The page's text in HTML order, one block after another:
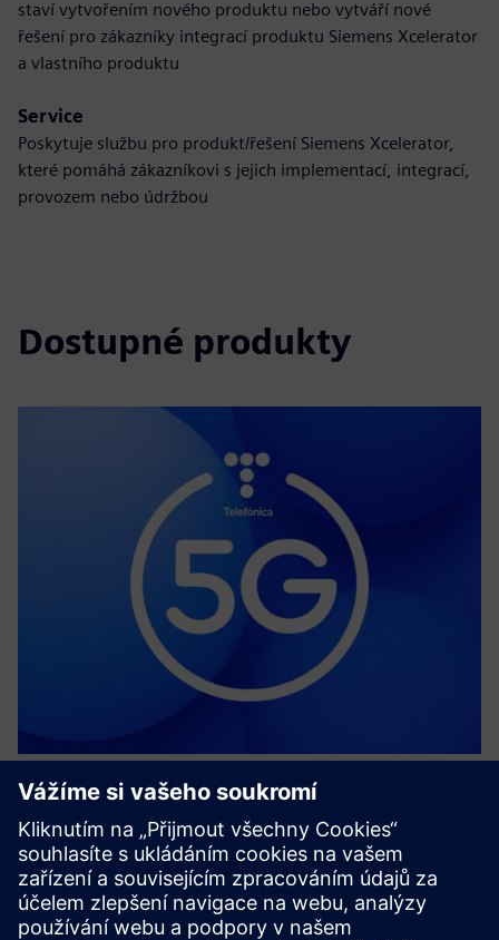
staví vytvořením nového produktu nebo vytváří nové
řešení pro zákazníky integrací produktu Siemens Xcelerator
a vlastního produktu
Service
Poskytuje službu pro produkt/řešení Siemens Xcelerator,
které pomáhá zákazníkovi s jejich implementací, integrací,
provozem nebo údržbou
Dostupné produkty
Private 5G for Flexible
Manufacturing
Soukromé 5G společnosti Telefónica umožňuje bezpečné
připojení s nízkou latencí pro technickou integraci Siemens,
podporuje flexibilní výrobu, intralogistiku, data v reálném